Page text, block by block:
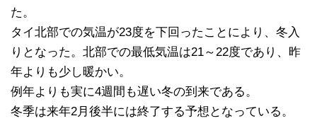
た。
タイ北部での気温が23度を下回ったことにより、冬入
りとなった。北部での最低気温は21～22度であり、昨
年よりも少し暖かい。
例年よりも実に4週間も遅い冬の到来である。
冬季は来年2月後半には終了する予想となっている。